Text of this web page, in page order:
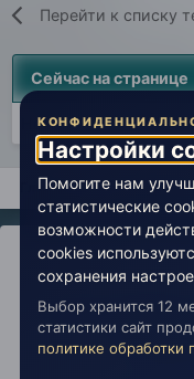
Перейти к списку
Сейчас на странице
Нет пользователей,
Главная
IPS Themeby
Обратная
copyright
Настройки
Помогите нам
статистические
возможности
cookies
сохранения
Выбор хранится 12
статистики сайт
политике обработки